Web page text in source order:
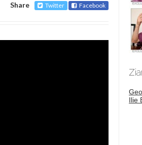
Share Twitter Facebook
Ilie